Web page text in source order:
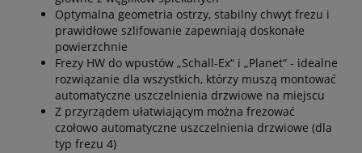
Optymalna geometria ostrzy, stabilny chwyt frezu i
prawidłowe szlifowanie zapewniają doskonałe
powierzchnie
Frezy HW do wpustów „Schall-Ex“ i „Planet“ - idealne
rozwiązanie dla wszystkich, którzy muszą montować
automatyczne uszczelnienia drzwiowe na miejscu
Z przyrządem ułatwiającym można frezować
czołowo automatyczne uszczelnienia drzwiowe (dla
typ frezu 4)